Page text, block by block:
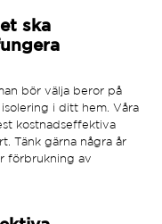
ska
bör välja beror på
i ditt hem. Våra
kostnadseffektiva
Tänk gärna några år
förbrukning av